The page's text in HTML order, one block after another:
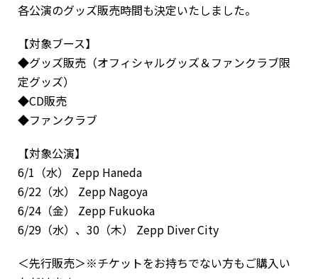
各公演のグッズ販売時間も決定いたしました。
【対象ブース】
◆グッズ販売（オフィシャルグッズ＆ファンクラブ限
定グッズ）
◆CD販売
◆ファンクラブ
【対象公演】
6/1（水） Zepp Haneda
6/22（水） Zepp Nagoya
6/24（金） Zepp Fukuoka
6/29（水）、30（木） Zepp Diver City
＜先行販売＞※チケットをお持ちでない方もご購入い